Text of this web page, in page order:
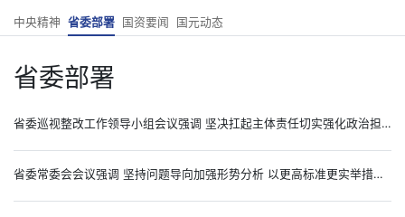
中央精神 省委部署 国资要闻 国元动态
省委部署
省委巡视整改工作领导小组会议强调 坚决扛起主体责任切实强化政治担当 慎终如始抓好中央巡视反馈意见整改落实 梁言顺主持并讲话
省委常委会会议强调 坚持问题导向加强形势分析 以更高标准更实举措推进全面从严治党 梁言顺主持并讲话